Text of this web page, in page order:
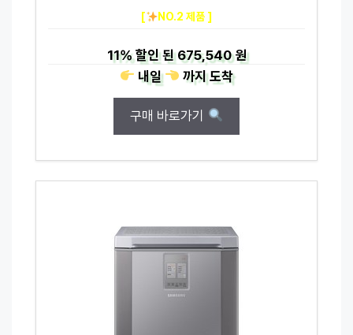
[ NO.2 제품 ]
11%할인 된675,540 원
내일
까지도착
구매 바로가기